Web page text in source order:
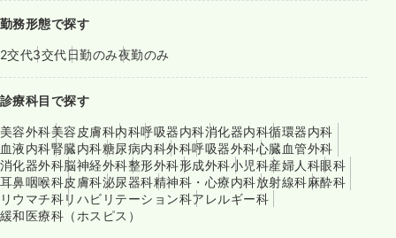
勤務形態で探す
2交代3交代日勤のみ夜勤のみ
診療科目で探す
美容外科美容皮膚科内科呼吸器内科消化器内科循環器内科
血液内科腎臓内科糖尿病内科外科呼吸器外科心臓血管外科
消化器外科脳神経外科整形外科形成外科小児科産婦人科眼科
耳鼻咽喉科皮膚科泌尿器科精神科・心療内科放射線科麻酔科
リウマチ科リハビリテーション科アレルギー科
緩和医療科（ホスピス）